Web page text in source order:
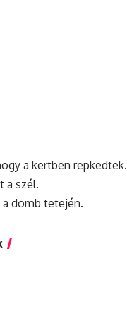
a kertben repkedtek.
a szél.
domb tetején.